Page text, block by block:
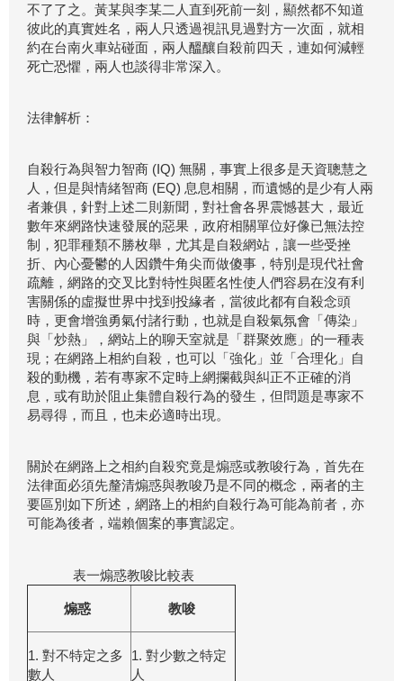
不了了之。黃某與李某二人直到死前一刻，顯然都不知道
彼此的真實姓名，兩人只透過視訊見過對方一次面，就相
約在台南火車站碰面，兩人醞釀自殺前四天，連如何減輕
死亡恐懼，兩人也談得非常深入。
法律解析：
自殺行為與智力智商 (IQ) 無關，事實上很多是天資聰慧之
人，但是與情緒智商 (EQ) 息息相關，而遺憾的是少有人兩
者兼俱，針對上述二則新聞，對社會各界震憾甚大，最近
數年來網路快速發展的惡果，政府相關單位好像已無法控
制，犯罪種類不勝枚舉，尤其是自殺網站，讓一些受挫
折、內心憂鬱的人因鑽牛角尖而做傻事，特別是現代社會
疏離，網路的交叉比對特性與匿名性使人們容易在沒有利
害關係的虛擬世界中找到投緣者，當彼此都有自殺念頭
時，更會增強勇氣付諸行動，也就是自殺氣氛會「傳染」
與「炒熱」，網站上的聊天室就是「群聚效應」的一種表
現；在網路上相約自殺，也可以「強化」並「合理化」自
殺的動機，若有專家不定時上網攔截與糾正不正確的消
息，或有助於阻止集體自殺行為的發生，但問題是專家不
易尋得，而且，也未必適時出現。
關於在網路上之相約自殺究竟是煽惑或教唆行為，首先在
法律面必須先釐清煽惑與教唆乃是不同的概念，兩者的主
要區別如下所述，網路上的相約自殺行為可能為前者，亦
可能為後者，端賴個案的事實認定。
煽惑 教唆
表一煽惑教唆比較表
1. 對不特定之多
數人
1. 對少數之特定
人